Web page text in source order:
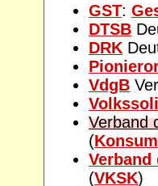
GST:
DTSB
DRK
VdgB
Verband
(Konsum
(VKSK)